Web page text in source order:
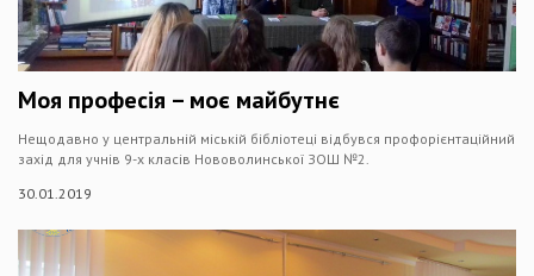
Моя професія – моє майбутнє
Нещодавно у центральній міській бібліотеці відбувся профорієнтаційний
захід для учнів 9-х класів Нововолинської ЗОШ №2.
30.01.2019